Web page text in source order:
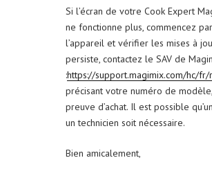
Si l’écran de votre Cook Expert
ne fonctionne plus, commencez
l’appareil et vérifier les mises à
persiste, contactez le SAV de
:https://support.magimix.com/hc/
précisant votre numéro de
preuve d’achat. Il est possible
un technicien soit nécessaire.
Bien amicalement,